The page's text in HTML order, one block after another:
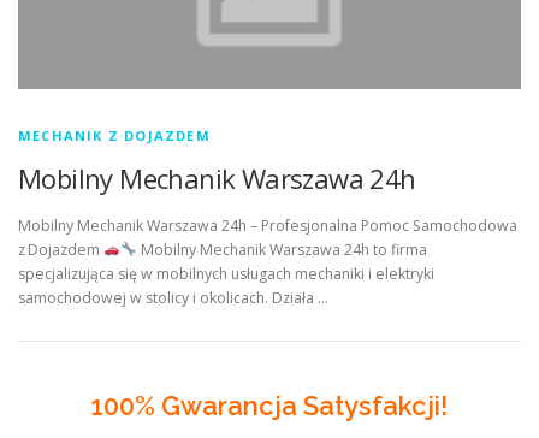
MECHANIK Z DOJAZDEM
Mobilny Mechanik Warszawa 24h
Mobilny Mechanik Warszawa 24h – Profesjonalna Pomoc Samochodowa
z Dojazdem
Mobilny Mechanik Warszawa 24h to firma
specjalizująca się w mobilnych usługach mechaniki i elektryki
samochodowej w stolicy i okolicach. Działa …
100% Gwarancja Satysfakcji!